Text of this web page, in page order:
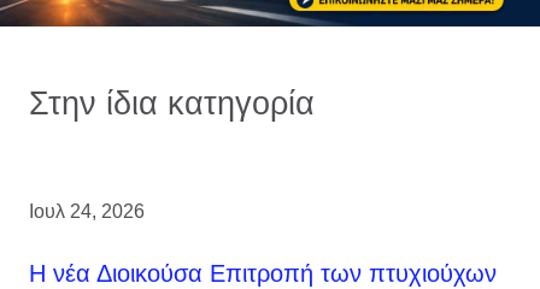
Στην ίδια κατηγορία
Ιουλ 24, 2026
H νέα Διοικούσα Επιτροπή των πτυχιούχων